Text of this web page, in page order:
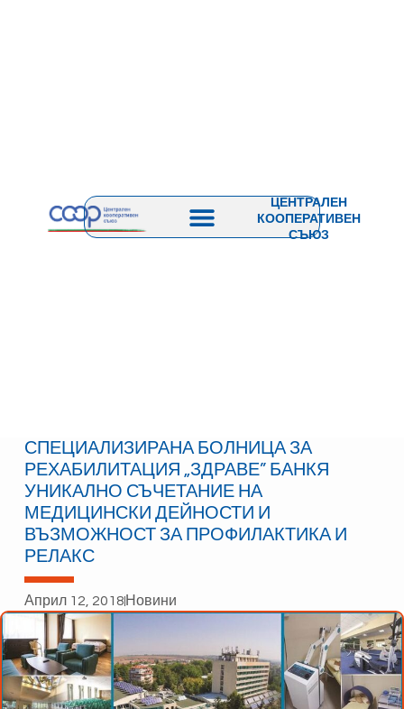
ЦЕНТРАЛЕН
КООПЕРАТИВЕН
СЪЮЗ
СПЕЦИАЛИЗИРАНА БОЛНИЦА ЗА
РЕХАБИЛИТАЦИЯ „ЗДРАВЕ” БАНКЯ
УНИКАЛНО СЪЧЕТАНИЕ НА
МЕДИЦИНСКИ ДЕЙНОСТИ И
ВЪЗМОЖНОСТ ЗА ПРОФИЛАКТИКА И
РЕЛАКС
Април 12, 2018Новини